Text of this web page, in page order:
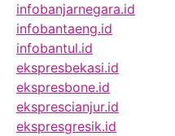
infobanjarnegara.id
infobantaeng.id
infobantul.id
ekspresbekasi.id
ekspresbone.id
eksprescianjur.id
ekspresgresik.id